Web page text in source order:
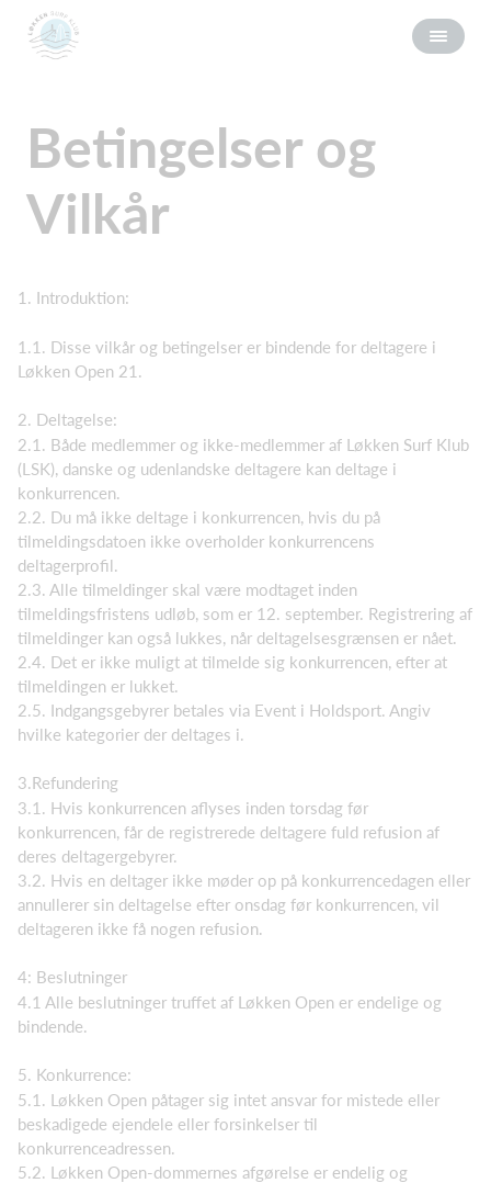
Betingelser og
Vilkår
1. Introduktion:
1.1. Disse vilkår og betingelser er bindende for deltagere i
Løkken Open 21.
2. Deltagelse:
2.1. Både medlemmer og ikke-medlemmer af Løkken Surf Klub
(LSK), danske og udenlandske deltagere kan deltage i
konkurrencen.
2.2. Du må ikke deltage i konkurrencen, hvis du på
tilmeldingsdatoen ikke overholder konkurrencens
deltagerprofil.
2.3. Alle tilmeldinger skal være modtaget inden
tilmeldingsfristens udløb, som er 12. september. Registrering af
tilmeldinger kan også lukkes, når deltagelsesgrænsen er nået.
2.4. Det er ikke muligt at tilmelde sig konkurrencen, efter at
tilmeldingen er lukket.
2.5. Indgangsgebyrer betales via Event i Holdsport. Angiv
hvilke kategorier der deltages i.
3.Refundering
3.1. Hvis konkurrencen aflyses inden torsdag før
konkurrencen, får de registrerede deltagere fuld refusion af
deres deltagergebyrer.
3.2. Hvis en deltager ikke møder op på konkurrencedagen eller
annullerer sin deltagelse efter onsdag før konkurrencen, vil
deltageren ikke få nogen refusion.
4: Beslutninger
4.1 Alle beslutninger truffet af Løkken Open er endelige og
bindende.
5. Konkurrence:
5.1. Løkken Open påtager sig intet ansvar for mistede eller
beskadigede ejendele eller forsinkelser til
konkurrenceadressen.
5.2. Løkken Open-dommernes afgørelse er endelig og